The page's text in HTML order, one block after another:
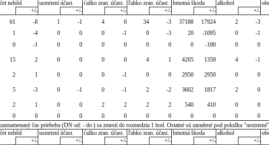
nehôd usmrtení účast. ťažko zran. účast. ľahko zran. účast. hmotná škoda alkohol
+/-
+/- +/- +/- +/- +/-
61 -8 1 -1 4 0 34 -3 37188 17924 2 -3
1 -4 0 0 0 -1 0 -3 20 -1095 0 -1
0 -1 0 0 0 0 0 0 0 -100 0 0
15 2 0 0 0 0 4 1 4205 1359 4 -1
2 1 0 0 0 -1 0 0 2950 2950 0 0
5 -3 0 -1 0 -1 2 -2 3602 1817 2 0
2 1 0 0 2 2 2 2 540 410 0 0
0 0 0 0 0 0 0 0 0 0 0 0
čas priebehu (DN od: - do:) sa zmestí do rozmedzia 1 hod. Ostatné sú zaradené pod položku "nezistené"
nehôd usmrtení účast. ťažko zran. účast. ľahko zran. účast. hmotná škoda alkohol
+/-
+/- +/- +/- +/- +/-